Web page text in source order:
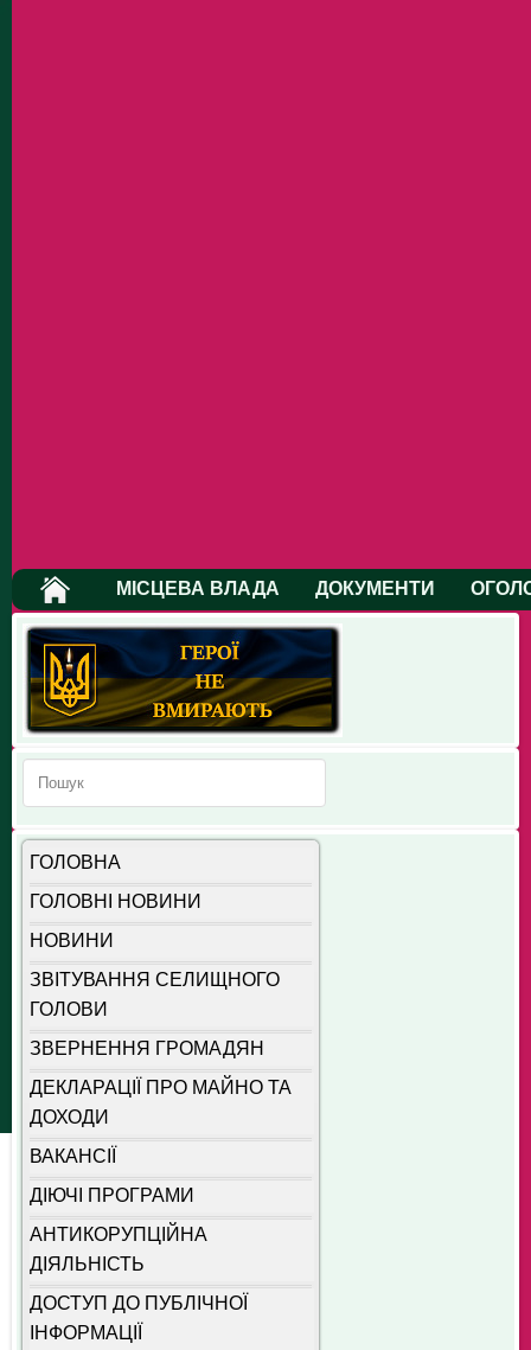
МІСЦЕВА ВЛАДА ДОКУМЕНТИ
ГОЛОВНА
ГОЛОВНІ НОВИНИ
НОВИНИ
ЗВІТУВАННЯ СЕЛИЩНОГО
ГОЛОВИ
ЗВЕРНЕННЯ ГРОМАДЯН
ДЕКЛАРАЦІЇ ПРО МАЙНО ТА
ДОХОДИ
ВАКАНСІЇ
ДІЮЧІ ПРОГРАМИ
АНТИКОРУПЦІЙНА
ДІЯЛЬНІСТЬ
ДОСТУП ДО ПУБЛІЧНОЇ
ІНФОРМАЦІЇ